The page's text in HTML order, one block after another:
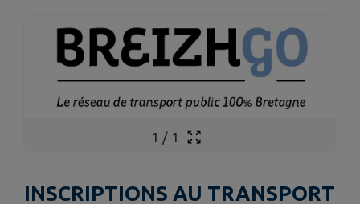
1 / 1
INSCRIPTIONS AU TRANSPORT